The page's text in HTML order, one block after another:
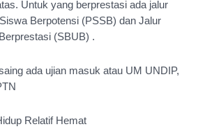
Untuk yang berprestasi ada jalur
Berpotensi (PSSB) dan Jalur
(SBUB) .
ada ujian masuk atau UM UNDIP,
Relatif Hemat